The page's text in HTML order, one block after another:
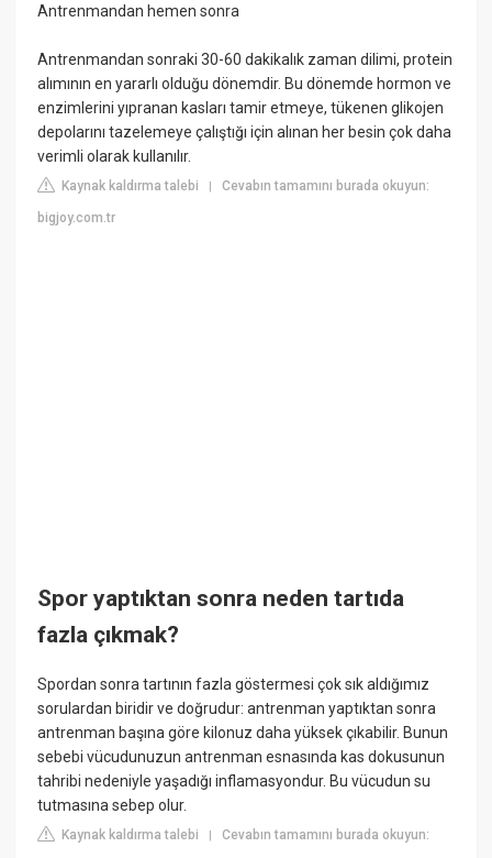
Antrenmandan hemen sonra
Antrenmandan sonraki 30-60 dakikalık zaman dilimi, protein
alımının en yararlı olduğu dönemdir. Bu dönemde hormon ve
enzimlerini yıpranan kasları tamir etmeye, tükenen glikojen
depolarını tazelemeye çalıştığı için alınan her besin çok daha
verimli olarak kullanılır.
Kaynak kaldırma talebi |Cevabın tamamını burada okuyun:
bigjoy.com.tr
Spor yaptıktan sonra neden tartıda
fazla çıkmak?
Spordan sonra tartının fazla göstermesi çok sık aldığımız
sorulardan biridir ve doğrudur: antrenman yaptıktan sonra
antrenman başına göre kilonuz daha yüksek çıkabilir. Bunun
sebebi vücudunuzun antrenman esnasında kas dokusunun
tahribi nedeniyle yaşadığı inflamasyondur. Bu vücudun su
tutmasına sebep olur.
Kaynak kaldırma talebi |Cevabın tamamını burada okuyun: